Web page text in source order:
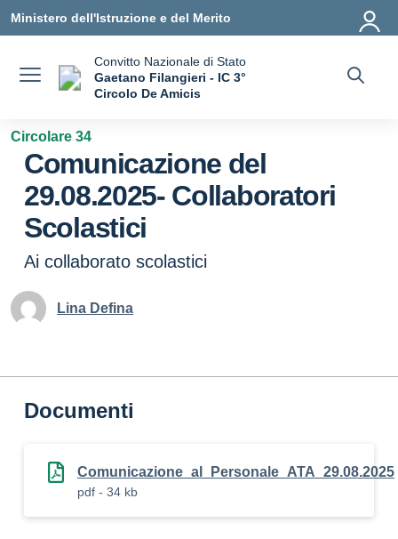
Ministero dell'Istruzione e del Merito
Convitto Nazionale di Stato
Gaetano Filangieri - IC 3°
Circolo De Amicis
Circolare 34
Comunicazione del
29.08.2025- Collaboratori
Scolastici
Ai collaborato scolastici
Lina Defina
Documenti
Comunicazione_al_Personale_ATA_29.08.2025
pdf - 34 kb